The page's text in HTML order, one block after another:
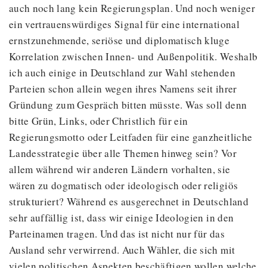
auch noch lang kein Regierungsplan. Und noch weniger
ein vertrauenswürdiges Signal für eine international
ernstzunehmende, seriöse und diplomatisch kluge
Korrelation zwischen Innen- und Außenpolitik. Weshalb
ich auch einige in Deutschland zur Wahl stehenden
Parteien schon allein wegen ihres Namens seit ihrer
Gründung zum Gespräch bitten müsste. Was soll denn
bitte Grün, Links, oder Christlich für ein
Regierungsmotto oder Leitfaden für eine ganzheitliche
Landesstrategie über alle Themen hinweg sein? Vor
allem während wir anderen Ländern vorhalten, sie
wären zu dogmatisch oder ideologisch oder religiös
strukturiert? Während es ausgerechnet in Deutschland
sehr auffällig ist, dass wir einige Ideologien in den
Parteinamen tragen. Und das ist nicht nur für das
Ausland sehr verwirrend. Auch Wähler, die sich mit